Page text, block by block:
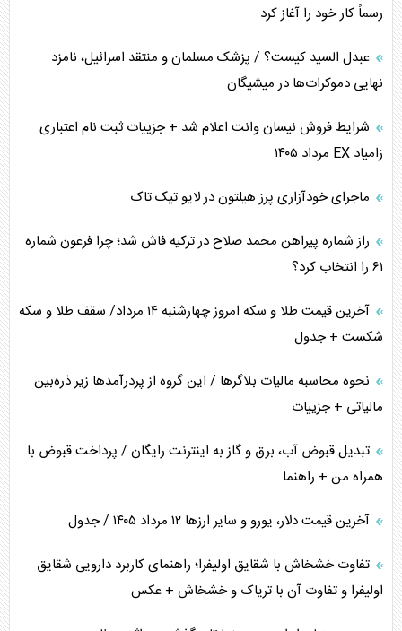
کنوانسیون دریای خزر در راستای منافع ملی است؟
اوکراین بازوی مخرب آمریکا در غرب آسیا
اهمیت راهبردی اردن برای آمریکا
پیام، ظرفیت بالفعل‌نشده تجارت ایران
همسویی عربستان با سنتکام علیه متحدان ایران
ترامپ و توهم خلع سلاح حماس
رسماً کار خود را آغاز کرد
عبدل السید کیست؟ / پزشک مسلمان و منتقد اسرائیل، نامزد
نهایی دموکرات‌ها در میشیگان
شرایط فروش نیسان وانت اعلام شد + جزییات ثبت نام اعتباری
زامیاد EX مرداد ۱۴۰۵
ماجرای خودآزاری پرز هیلتون در لایو تیک تاک
راز شماره پیراهن محمد صلاح در ترکیه فاش شد؛ چرا فرعون شماره
۶۱ را انتخاب کرد؟
آخرین قیمت طلا و سکه امروز چهارشنبه ۱۴ مرداد/ سقف طلا و سکه
شکست + جدول
نحوه محاسبه مالیات بلاگر‌ها / این گروه از پردرآمد‌ها زیر ذره‌بین
مالیاتی + جزییات
تبدیل قبوض آب، برق و گاز به اینترنت رایگان / پرداخت قبوض با
همراه من + راهنما
آخرین قیمت دلار، یورو و سایر ارز‌ها ۱۲ مرداد ۱۴۰۵ / جدول
تفاوت خشخاش با شقایق اولیفرا؛ راهنمای کاربرد دارویی شقایق
اولیفرا و تفاوت آن با تریاک و خشخاش + عکس